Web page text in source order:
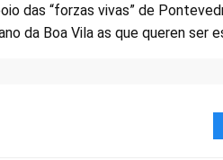
das “forzas vivas” de
da Boa Vila as que queren ser